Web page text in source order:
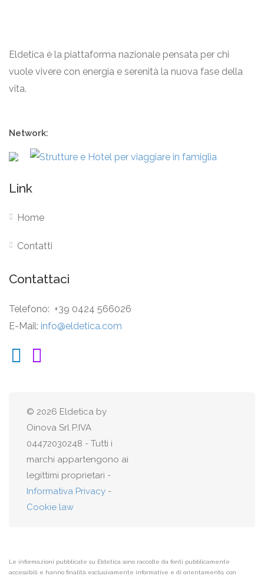
Eldetica è la piattaforma nazionale pensata per chi
vuole vivere con energia e serenità la nuova fase della
vita.
Network:
Link
Home
Contatti
Contattaci
Telefono: +39 0424 566026
E-Mail: info@eldetica.com
© 2026 Eldetica by
Oinova Srl P.IVA
04472030248 - Tutti i
marchi appartengono ai
legittimi proprietari -
Informativa Privacy -
Cookie law
Le informazioni pubblicate su Eldetica sono raccolte da fonti pubblicamente
accessibili e hanno finalità esclusivamente informative e di orientamento, con